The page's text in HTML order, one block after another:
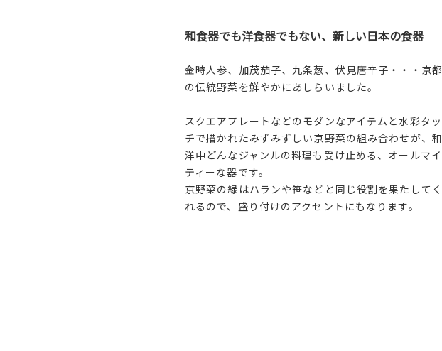
和食器でも洋食器でもない、新しい日本の食器
金時人参、加茂茄子、九条葱、伏見唐辛子・・・京都
の伝統野菜を鮮やかにあしらいました。
スクエアプレートなどのモダンなアイテムと水彩タッ
チで描かれたみずみずしい京野菜の組み合わせが、和
洋中どんなジャンルの料理も受け止める、オールマイ
ティーな器です。
京野菜の緑はハランや笹などと同じ役割を果たしてく
れるので、盛り付けのアクセントにもなります。